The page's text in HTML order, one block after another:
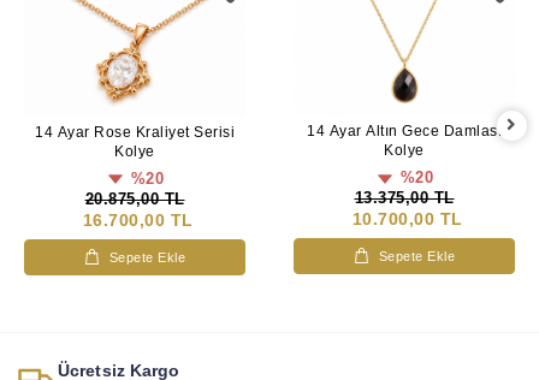
14 Ayar Rose Kraliyet Serisi
Kolye
%20
20.875,00 TL
16.700,00 TL
Sepete Ekle
14 Ayar Altın Gece Damlası
Kolye
%20
13.375,00 TL
10.700,00 TL
Sepete Ekle
Ücretsiz Kargo